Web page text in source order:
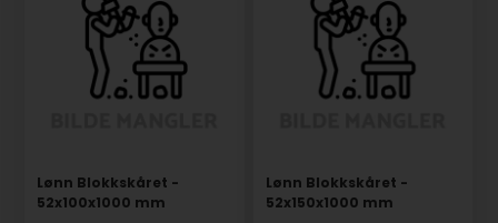
Lønn Blokkskåret -
52x100x1000 mm
Lønn Blokkskåret -
52x150x1000 mm